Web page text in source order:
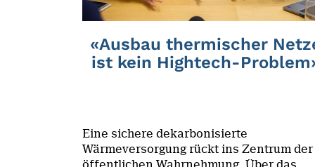
«Ausbau thermischer
ist kein Hightech-
Eine sichere dekarbonisierte
Wärmeversorgung rückt ins Zentrum der